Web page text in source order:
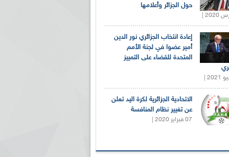
حول الجزائر وأعلامها
إعادة انتخاب الجزائري نور الدين
أمير عضوا في لجنة الأمم
المتحدة للقضاء على التمييز
الاتحادية الجزائرية لكرة اليد تعلن
عن تغيير نظام المنافسة
07 فبراير 2020 |